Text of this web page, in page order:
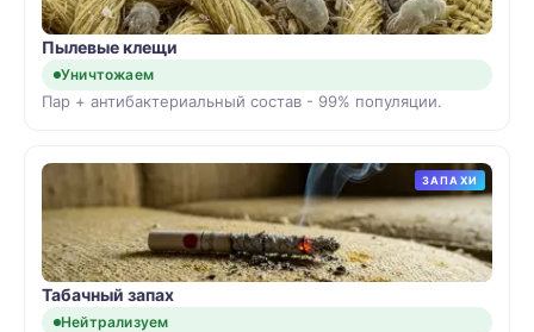
Пылевые клещи
Уничтожаем
Пар + антибактериальный состав - 99% популяции.
ЗАПАХИ
Табачный запах
Нейтрализуем